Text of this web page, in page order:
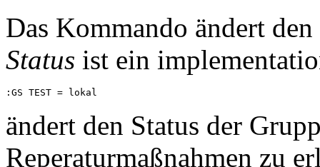
Das Kommando ändert
Status ist ein
ändert den Status der
Reperaturmaßnahmen zu